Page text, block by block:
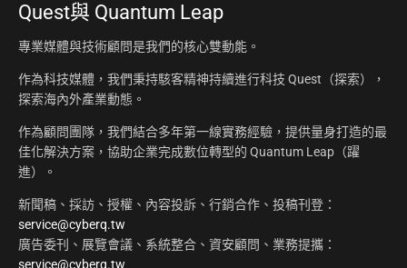
Quest與 Quantum Leap
專業媒體與技術顧問是我們的核心雙動能。
作為科技媒體，我們秉持駭客精神持續進行科技 Quest（探索），
探索海內外產業動態。
作為顧問團隊，我們結合多年第一線實務經驗，提供量身打造的最
佳化解決方案，協助企業完成數位轉型的 Quantum Leap（躍
進）。
新聞稿、採訪、授權、內容投訴、行銷合作、投稿刊登：
service@cyberq.tw
廣告委刊、展覽會議、系統整合、資安顧問、業務提攜：
service@cyberq.tw